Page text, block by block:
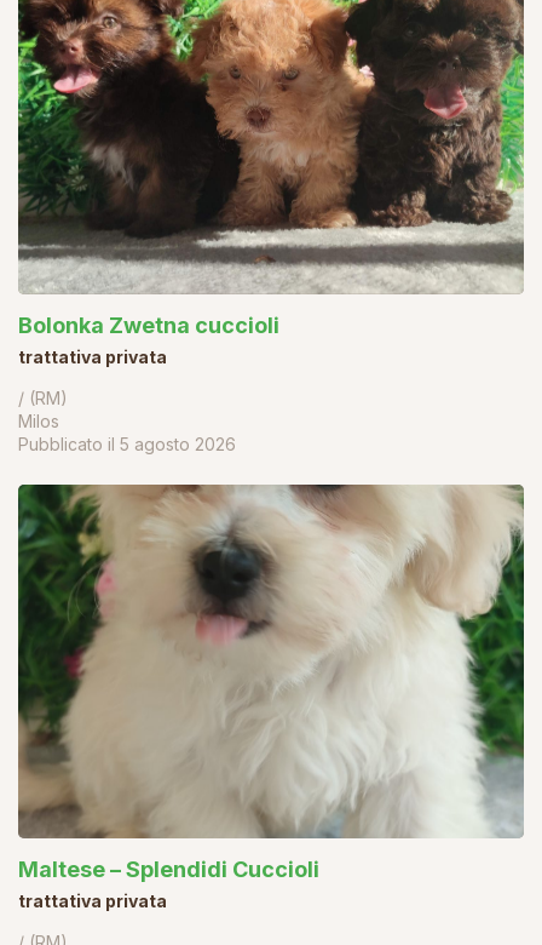
Bolonka Zwetna cuccioli
trattativa privata
/ (RM)
Milos
Pubblicato il 5 agosto 2026
Maltese – Splendidi Cuccioli
trattativa privata